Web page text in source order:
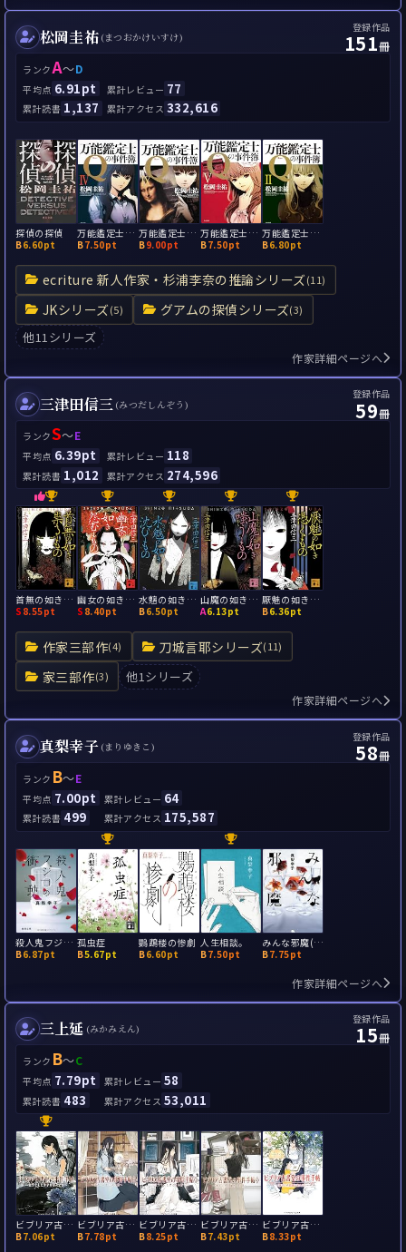
松岡圭祐 (まつおかけいすけ)
登録作品
151冊
ランクA～D
平均点 6.91pt 累計レビュー 77
累計読書 1,137 累計アクセス 332,616
ecriture 新人作家・杉浦李奈の推論シリーズ(11)
JKシリーズ(5) グアムの探偵シリーズ(3)
他11シリーズ
探偵の探偵
B6.60pt
万能鑑定士Ｑの事件簿IV
B7.50pt
万能鑑定士Ｑの事件簿IX
B9.00pt
万能鑑定士Ｑの事件簿V
B7.50pt
万能鑑定士Ｑの事件簿 II
B6.80pt
作家詳細ページへ
三津田信三 (みつだしんぞう)
登録作品
59冊
ランクS～E
平均点 6.39pt 累計レビュー 118
累計読書 1,012 累計アクセス 274,596
作家三部作(4) 刀城言耶シリーズ(11)
家三部作(3) 他1シリーズ
首無の如き祟るもの
S 8.55pt
幽女の如き怨むもの
S 8.40pt
水魑の如き沈むもの
B6.50pt
山魔の如き嗤うもの
A6.13pt
厭魅の如き憑くもの
B6.36pt
作家詳細ページへ
真梨幸子 (まりゆきこ)
登録作品
58冊
ランク B～E
平均点 7.00pt 累計レビュー 64
累計読書 499 累計アクセス 175,587
殺人鬼フジコの衝動
B6.87pt
孤虫症
B5.67pt
鸚鵡楼の惨劇
B6.60pt
人生相談。
B7.50pt
みんな邪魔(更年期少女)
B7.75pt
作家詳細ページへ
三上延 (みかみえん)
登録作品
15冊
ランク B～C
平均点 7.79pt 累計レビュー 58
累計読書 483 累計アクセス 53,011
ビブリア古書堂の事件手帖 栞子さんと奇妙な客人たち
B7.06pt
ビブリア古書堂の事件手帖4 栞子さんと二つの顔
B7.78pt
ビブリア古書堂の事件手帖3 栞子さんと消えない絆
B8.25pt
ビブリア古書堂の事件手帖2 栞子さんと謎めく日常
B7.43pt
ビブリア古書堂の事件手帖 扉子と不思議な客人たち
B8.33pt